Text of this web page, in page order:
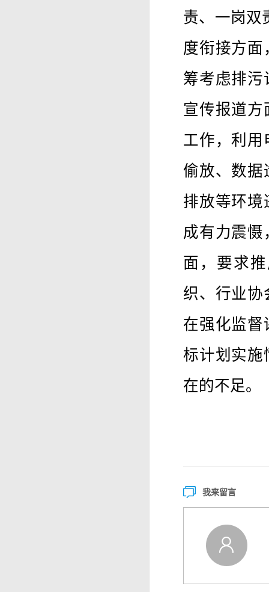
责、一岗双
度衔接方面
筹考虑排污
宣传报道
工作，利用
偷放、数据
排放等环境
成有力震慑
面，要求
织、行业协
在强化监督
标计划实施
在的不足。
我来留言